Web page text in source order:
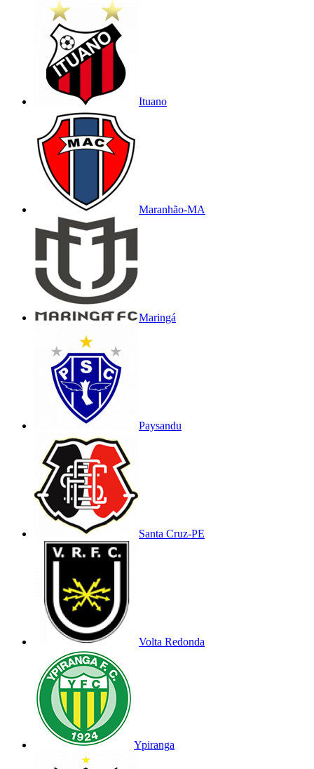
Ituano
Maranhão-MA
Maringá
Paysandu
Santa Cruz-PE
Volta Redonda
Ypiranga